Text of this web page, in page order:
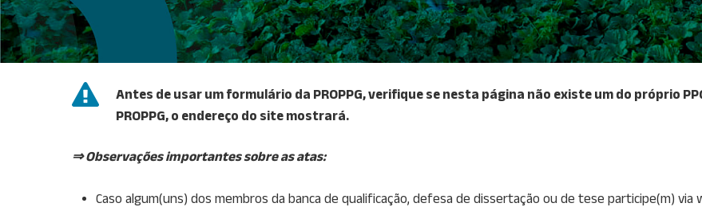
Antes de usar um formulário da PROPPG, verifique se nesta página não existe um do próprio
PROPPG, o endereço do site mostrará.
⇒ Observações importantes sobre as atas:
Caso algum(uns) dos membros da banca de qualificação, defesa de dissertação ou de tese participe(m)